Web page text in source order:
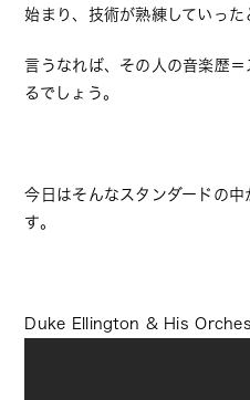
始まり、技術が熟練していった
言うなれば、その人の音楽歴
るでしょう。
今日はそんなスタンダードの
す。
Duke Ellington & His